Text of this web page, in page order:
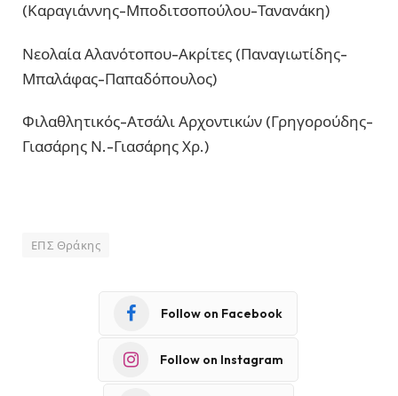
(Καραγιάννης-Μποδιτσοπούλου-Τανανάκη)
Νεολαία Αλανότοπου-Ακρίτες (Παναγιωτίδης-
Μπαλάφας-Παπαδόπουλος)
Φιλαθλητικός-Ατσάλι Αρχοντικών (Γρηγορούδης-
Γιασάρης Ν.-Γιασάρης Χρ.)
ΕΠΣ Θράκης
Follow on Facebook
Follow on Instagram